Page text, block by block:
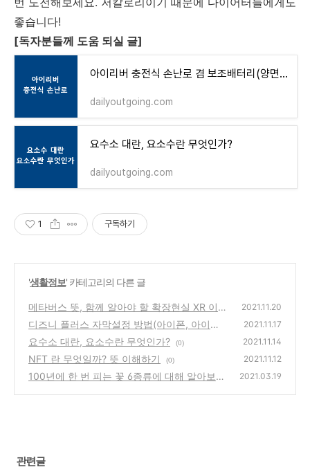
좋습니다!
[독자분들께 도움 되실 글]
아이리버 충전식 손난로 겸 보조배터리(양면발열, C타입)
dailyoutgoing.com
요수소 대란, 요소수란 무엇인가?
dailyoutgoing.com
1 구독하기
'생활정보' 카테고리의 다른 글
메타버스 뜻, 함께 알아야 할 확장현실 XR 이
란?
(0)
2021.11.20
디즈니 플러스 자막설정 방법(아이폰, 아이패
드 버전)
(2)
2021.11.17
요수소 대란, 요소수란 무엇인가? (0) 2021.11.14
NFT 란 무엇일까? 뜻 이해하기 (0) 2021.11.12
100년에 한 번 피는 꽃 6종류에 대해 알아보기 2021.03.19
관련글